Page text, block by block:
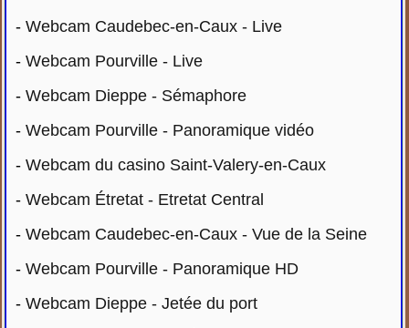
-Webcam Caudebec-en-Caux - Live
-Webcam Pourville - Live
-Webcam Dieppe - Sémaphore
-Webcam Pourville - Panoramique vidéo
-Webcam du casino Saint-Valery-en-Caux
-Webcam Étretat - Etretat Central
-Webcam Caudebec-en-Caux - Vue de la Seine
-Webcam Pourville - Panoramique HD
-Webcam Dieppe - Jetée du port